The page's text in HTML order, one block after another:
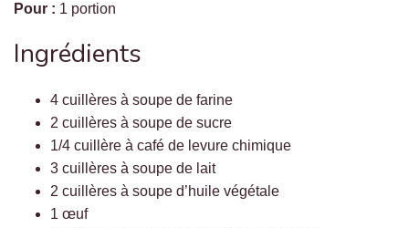
Pour : 1 portion
Ingrédients
4 cuillères à soupe de farine
2 cuillères à soupe de sucre
1/4 cuillère à café de levure chimique
3 cuillères à soupe de lait
2 cuillères à soupe d’huile végétale
1 œuf